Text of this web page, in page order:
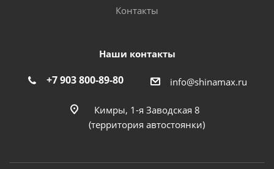
Контакты
Наши контакты
+7 903 800-89-80 info@shinamax.ru
Кимры, 1-я Заводская 8
(территория автостоянки)